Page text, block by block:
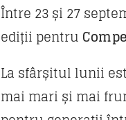
Între 23 și 27
ediții pentru
La sfârșitul lunii
mai mari și mai